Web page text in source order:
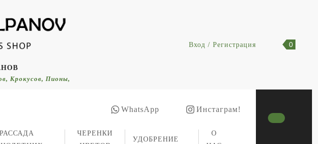
Крокусов, Пионы,
Вход / Регистрация 0
WhatsApp Инстаграм!
РАССАДА
ЧЕРЕНКИ
УДОБРЕНИЕ
О